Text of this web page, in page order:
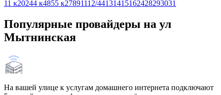
11 к20244 к4855 к27891112/44131415162428293031
Популярные провайдеры на ул
Мытнинская
На вашей улице к услугам домашнего интернета подключают